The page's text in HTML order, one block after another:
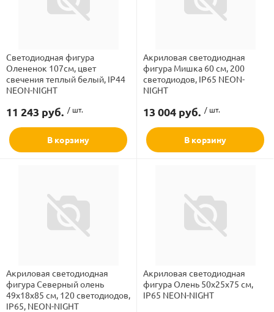
Бренд
Вид
Напряжение
Степень защиты
Светодиодная фигура
Олененок 107см, цвет
свечения теплый белый, IP44
NEON-NIGHT
11 243 руб. / шт.
В корзину
Акриловая светодиодная
фигура Мишка 60 см, 200
светодиодов, IP65 NEON-
NIGHT
13 004 руб. / шт.
В корзину
Акриловая светодиодная
фигура Северный олень
49х18х85 см, 120 светодиодов,
IP65, NEON-NIGHT
Акриловая светодиодная
фигура Олень 50х25х75 см,
IP65 NEON-NIGHT